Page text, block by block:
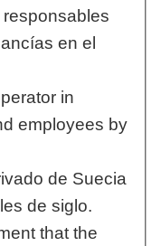
en el
in
employees by
de Suecia
de siglo.
that the